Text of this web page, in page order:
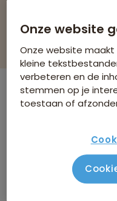
Er zijn0reizen
Verwijder alle filters
Er werden geen
Onze website
Onze website maakt
kleine
verbeteren en de
stemmen op je
toestaan of